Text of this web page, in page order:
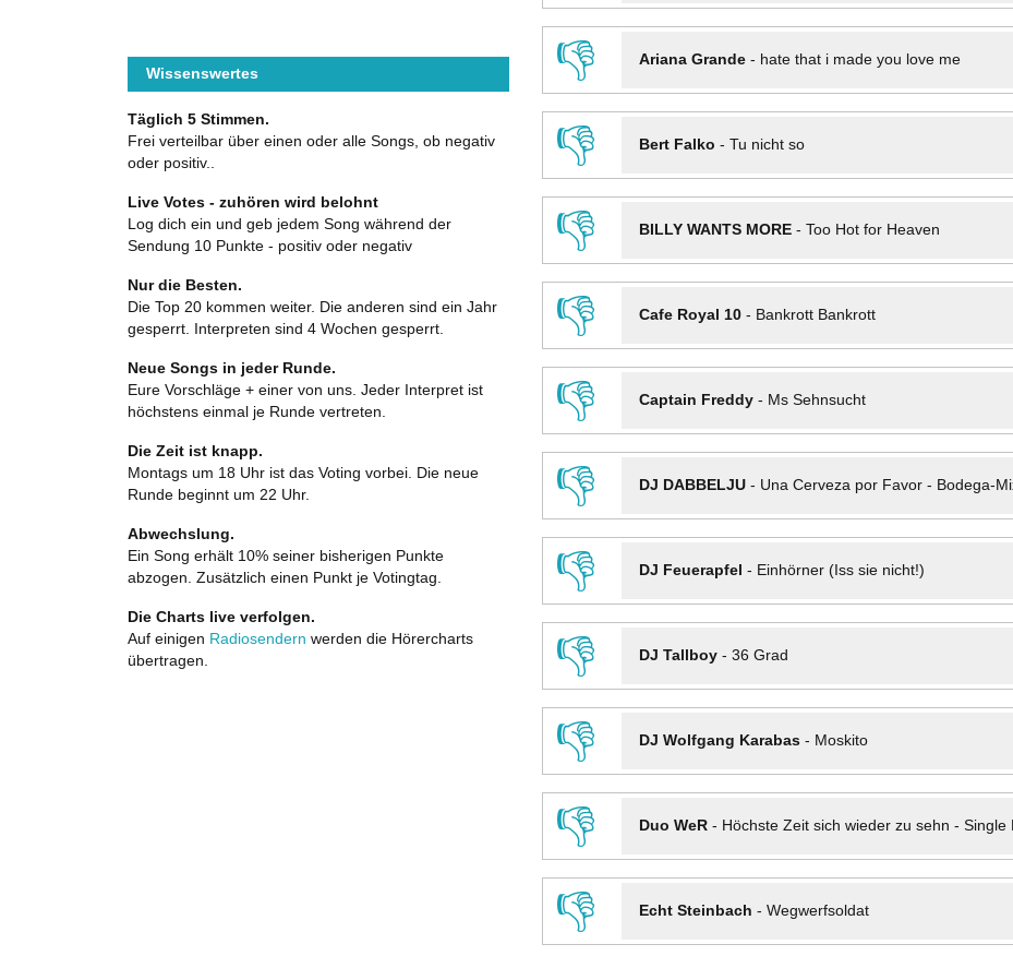
👎
Ariana Grande- hate that i made you love me
👎
Bert Falko - Tu nicht so
👎
BILLY WANTS MORE- Too Hot for Heaven
👎
Cafe Royal 10- Bankrott Bankrott
👎
Captain Freddy- Ms Sehnsucht
👎
DJ DABBELJU- Una Cerveza por Favor - Bodega-
👎
DJ Feuerapfel - Einhörner (Iss sie nicht!)
👎
DJ Tallboy- 36 Grad
👎
DJ Wolfgang Karabas- Moskito
👎
Duo WeR- Höchste Zeit sich wieder zu sehn - Single
👎
Echt Steinbach - Wegwerfsoldat
Wissenswertes
Täglich 5 Stimmen.
Frei verteilbar über einen oder alle Songs, ob negativ
oder positiv..
Live Votes - zuhören wird belohnt
Log dich ein und geb jedem Song während der
Sendung 10 Punkte - positiv oder negativ
Nur die Besten.
Die Top 20 kommen weiter. Die anderen sind ein Jahr
gesperrt. Interpreten sind 4 Wochen gesperrt.
Neue Songs in jeder Runde.
Eure Vorschläge + einer von uns. Jeder Interpret ist
höchstens einmal je Runde vertreten.
Die Zeit ist knapp.
Montags um 18 Uhr ist das Voting vorbei. Die neue
Runde beginnt um 22 Uhr.
Abwechslung.
Ein Song erhält 10% seiner bisherigen Punkte
abzogen. Zusätzlich einen Punkt je Votingtag.
Die Charts live verfolgen.
Auf einigen Radiosendern werden die Hörercharts
übertragen.